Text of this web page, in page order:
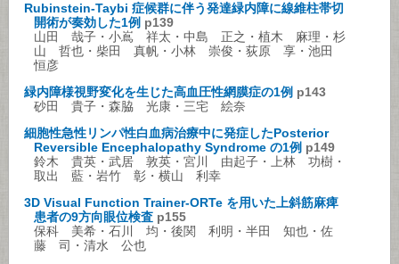
Rubinstein-Taybi 症候群に伴う発達緑内障に線維柱帯切
開術が奏効した1例 p139
山田 哉子・小嶌 祥太・中島 正之・植木 麻理・杉
山 哲也・柴田 真帆・小林 崇俊・荻原 享・池田
恒彦
緑内障様視野変化を生じた高血圧性網膜症の1例 p143
砂田 貴子・森脇 光康・三宅 絵奈
細胞性急性リンパ性白血病治療中に発症したPosterior
Reversible Encephalopathy Syndrome の1例 p149
鈴木 貴英・武居 敦英・宮川 由起子・上林 功樹・
取出 藍・岩竹 彰・横山 利幸
3D Visual Function Trainer-ORTe を用いた上斜筋麻痺
患者の9方向眼位検査 p155
保科 美希・石川 均・後関 利明・半田 知也・佐
藤 司・清水 公也